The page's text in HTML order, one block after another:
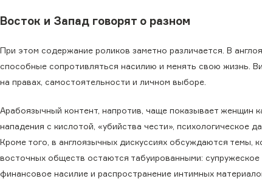
Восток и Запад говорят о разном
При этом содержание роликов заметно различается. В
способные сопротивляться насилию и менять свою жизнь.
на правах, самостоятельности и личном выборе.
Арабоязычный контент, напротив, чаще показывает женщин
нападения с кислотой, «убийства чести», психологическое
Кроме того, в англоязычных дискуссиях обсуждаются темы,
восточных обществ остаются табуированными: супружеское
финансовое насилие и распространение интимных